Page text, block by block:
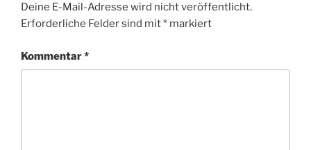
Deine E-Mail-Adresse wird nicht veröffentlicht.
Erforderliche Felder sind mit* markiert
Kommentar*